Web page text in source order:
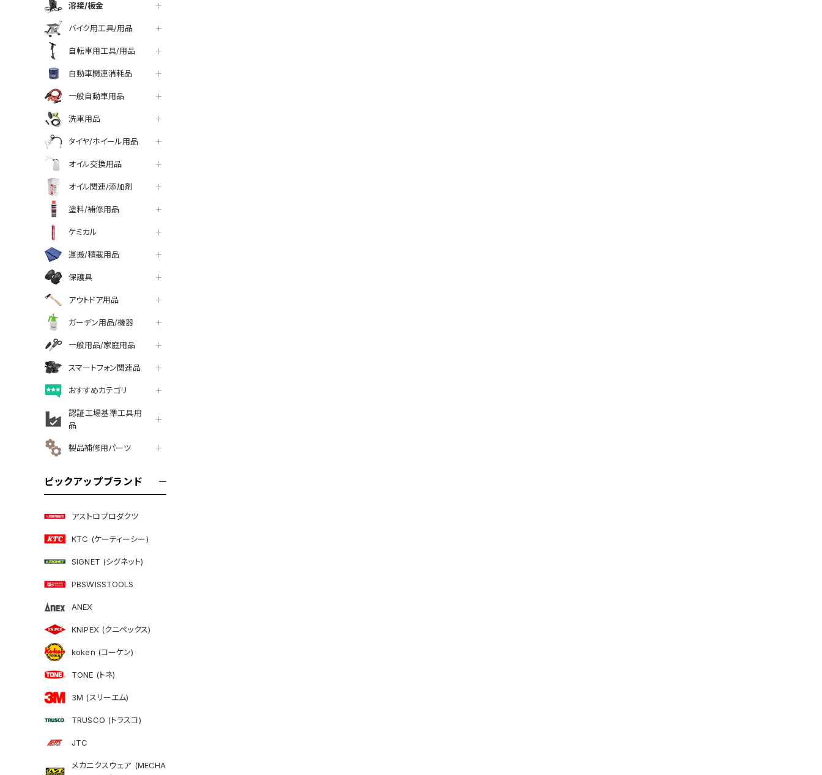
溶接/板金
バイク用工具/用品
自転車用工具/用品
自動車関連消耗品
一般自動車用品
洗車用品
タイヤ/ホイール用品
オイル交換用品
オイル関連/添加剤
塗料/補修用品
ケミカル
運搬/積載用品
保護具
アウトドア用品
ガーデン用品/機器
一般用品/家庭用品
スマートフォン関連品
おすすめカテゴリ
認証工場基準工具用
品
製品補修用パーツ
ピックアップブランド
アストロプロダクツ
KTC (ケーティーシー)
SIGNET (シグネット)
PBSWISSTOOLS
ANEX
KNIPEX (クニペックス)
koken (コーケン)
TONE (トネ)
3M (スリーエム)
TRUSCO (トラスコ)
JTC
メカニクスウェア (MECHA